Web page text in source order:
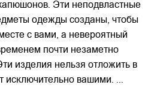
Эти неподвластные
одежды созданы, чтобы
с вами, а невероятный
почти незаметно
изделия нельзя отложить в
исключительно вашими. ...